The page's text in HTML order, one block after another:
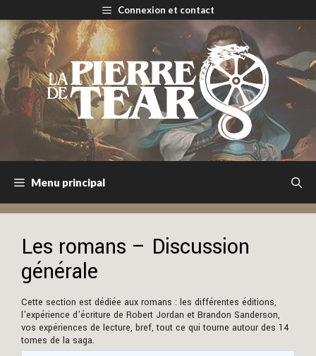
au
contenu
Connexion et contact
Menu principal
Les romans – Discussion
générale
Cette section est dédiée aux romans : les différentes éditions,
l'expérience d'écriture de Robert Jordan et Brandon Sanderson,
vos expériences de lecture, bref, tout ce qui tourne autour des 14
tomes de la saga.